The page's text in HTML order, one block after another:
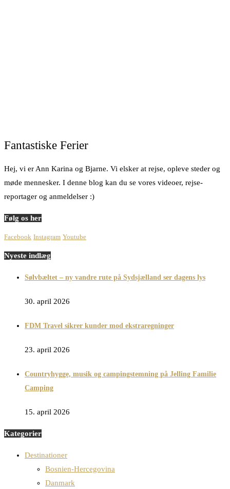
Fantastiske Ferier
Hej, vi er Ann Karina og Bjarne. Vi elsker at rejse, opleve steder og
møde mennesker. I denne blog kan du se vores videoer, rejse-
reportager og anmeldelser :)
Følg os her
Facebook Instagram Youtube
Nyeste indlæg
Sølvbæltet – ny vandre rute på Sydsjælland ser dagens lys
30. april 2026
FDM Travel sikrer kunder mod ekstraregninger
23. april 2026
Countryhygge, musik og campingstemning på Jelling Familie
Camping
15. april 2026
Kategorier
Destinationer
Bosnien-Hercegovina
Danmark